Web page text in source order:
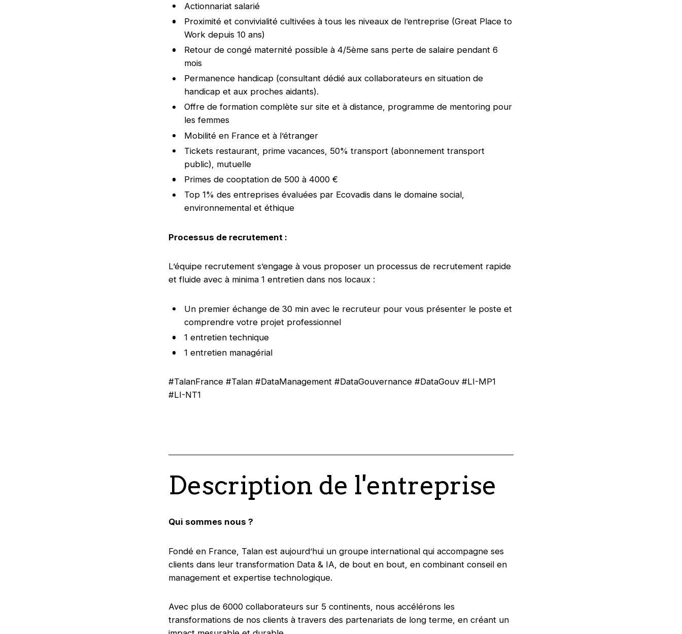
Actionnariat salarié
Proximité et convivialité cultivées à tous les niveaux de l’entreprise (Great Place to
Work depuis 10 ans)
Retour de congé maternité possible à 4/5ème sans perte de salaire pendant 6
mois
Permanence handicap (consultant dédié aux collaborateurs en situation de
handicap et aux proches aidants).
Offre de formation complète sur site et à distance, programme de mentoring pour
les femmes
Mobilité en France et à l’étranger
Tickets restaurant, prime vacances, 50% transport (abonnement transport
public), mutuelle
Primes de cooptation de 500 à 4000 €
Top 1% des entreprises évaluées par Ecovadis dans le domaine social,
environnemental et éthique
Processus de recrutement :
L’équipe recrutement s’engage à vous proposer un processus de recrutement rapide
et fluide avec à minima 1 entretien dans nos locaux :
Un premier échange de 30 min avec le recruteur pour vous présenter le poste et
comprendre votre projet professionnel
1 entretien technique
1 entretien managérial
#TalanFrance #Talan #DataManagement #DataGouvernance #DataGouv #LI-MP1
#LI-NT1
Description de l'entreprise
Qui sommes nous ?
Fondé en France, Talan est aujourd’hui un groupe international qui accompagne ses
clients dans leur transformation Data & IA, de bout en bout, en combinant conseil en
management et expertise technologique.
Avec plus de 6000 collaborateurs sur 5 continents, nous accélérons les
transformations de nos clients à travers des partenariats de long terme, en créant un